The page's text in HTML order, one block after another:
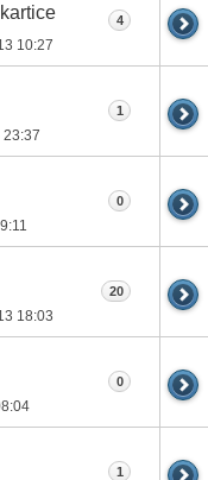
10:27
4
23:37
1
0
18:03
20
0
1